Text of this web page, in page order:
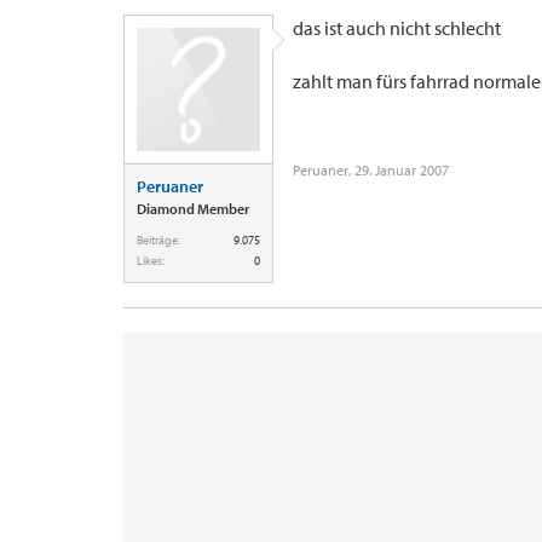
Peruaner
Diamond Member
Beiträge:
9.075
Likes:
0
das ist auch nicht schlecht
zahlt man fürs fahrrad
Peruaner, 29. Januar 2007